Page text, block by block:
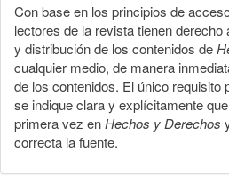
Con base en los principios de
lectores de la revista tienen
y distribución de los contenidos de
cualquier medio, de manera
de los contenidos. El único requisito
se indique clara y explícitamente
primera vez enHechos y Derechos
correcta la fuente.